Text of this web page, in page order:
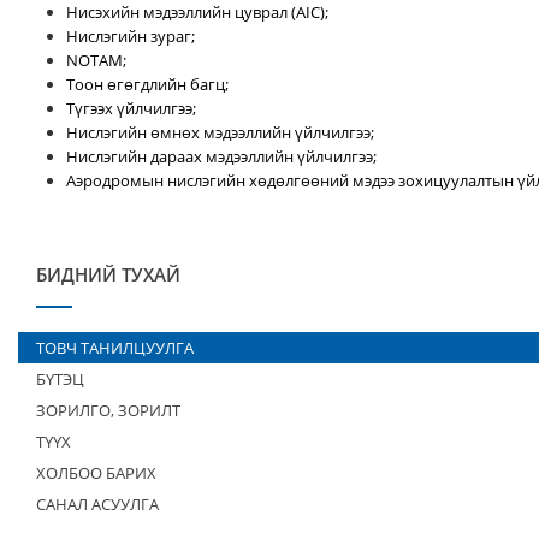
Нисэхийн мэдээллийн цуврал (AIC);
Нислэгийн зураг;
NOTAM;
Тоон өгөгдлийн багц;
Түгээх үйлчилгээ;
Нислэгийн өмнөх мэдээллийн үйлчилгээ;
Нислэгийн дараах мэдээллийн үйлчилгээ;
Аэродромын нислэгийн хөдөлгөөний мэдээ зохицуулалтын
БИДНИЙ ТУХАЙ
ТОВЧ ТАНИЛЦУУЛГА
БҮТЭЦ
ЗОРИЛГО, ЗОРИЛТ
ТҮҮХ
ХОЛБОО БАРИХ
САНАЛ АСУУЛГА